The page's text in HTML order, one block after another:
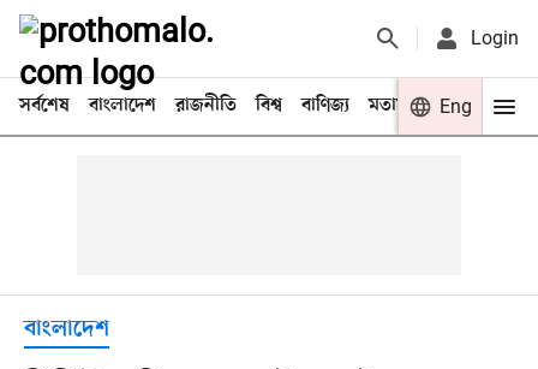
Login
সর্বশেষ বাংলাদেশ রাজনীতি বিশ্ব বাণিজ্য মতামত খেলা
Eng
বাংলাদেশ